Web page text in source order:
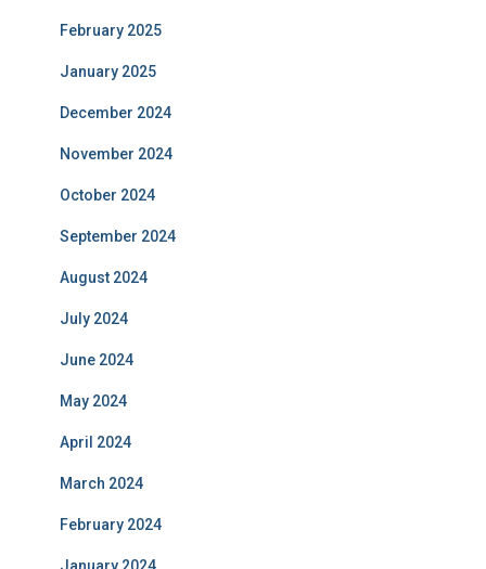
February 2025
January 2025
December 2024
November 2024
October 2024
September 2024
August 2024
July 2024
June 2024
May 2024
April 2024
March 2024
February 2024